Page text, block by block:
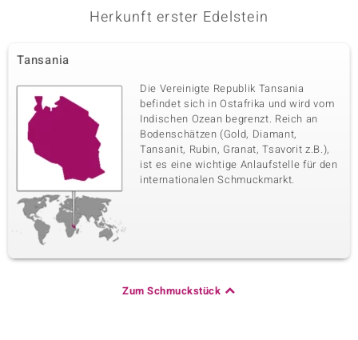
Herkunft erster Edelstein
Tansania
Die Vereinigte Republik Tansania
befindet sich in Ostafrika und wird vom
Indischen Ozean begrenzt. Reich an
Bodenschätzen (Gold, Diamant,
Tansanit, Rubin, Granat, Tsavorit z.B.),
ist es eine wichtige Anlaufstelle für den
internationalen Schmuckmarkt.
Zum Schmuckstück